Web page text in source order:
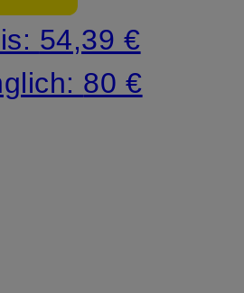
54,39 €
80 €